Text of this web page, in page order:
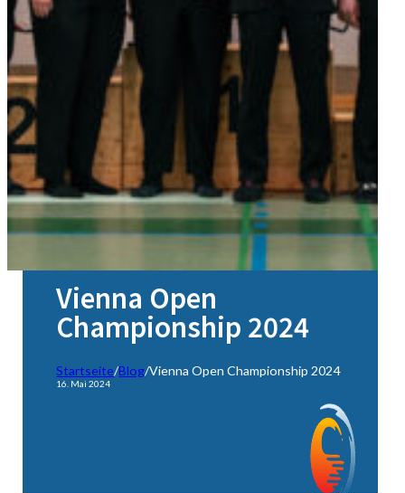
Vienna Open
Championship 2024
Startseite/Blog/Vienna Open Championship 2024
16. Mai 2024